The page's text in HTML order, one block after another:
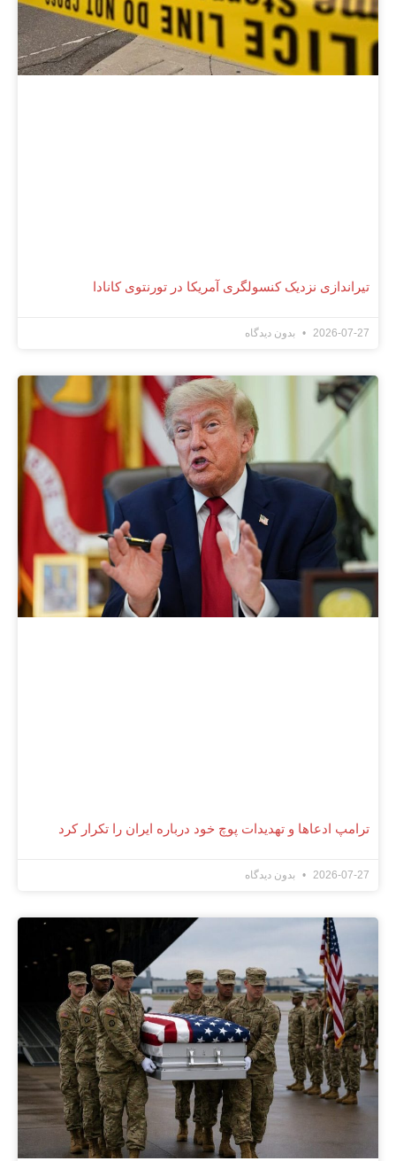
تیراندازی نزدیک کنسولگری آمریکا در تورنتوی کانادا
2026-07-27 بدون دیدگاه
ترامپ ادعاها و تهدیدات پوچ خود درباره ایران را تکرار کرد
2026-07-27 بدون دیدگاه